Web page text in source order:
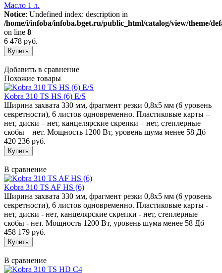
Масло 1 л.
Notice: Undefined index: description in
/home/i/infoba/infoba.bget.ru/public_html/catalog/view/theme/
on line 8
6 478 руб.
Добавить в сравнение
Похожие товары
Kobra 310 TS HS (6) E/S
Ширина захвата 330 мм, фрагмент резки 0,8х5 мм (6 уровень
секретности), 6 листов одновременно. Пластиковые карты –
нет, диски – нет, канцелярские скрепки – нет, степлерные
скобы – нет. Мощность 1200 Вт, уровень шума менее 58 Дб
420 236 руб.
В сравнение
Kobra 310 TS AF HS (6)
Ширина захвата 330 мм, фрагмент резки 0,8х5 мм (6 уровень
секретности), 6 листов одновременно. Пластиковые карты -
нет, диски - нет, канцелярские скрепки - нет, степлерные
скобы - нет. Мощность 1200 Вт, уровень шума менее 58 Дб
458 179 руб.
В сравнение